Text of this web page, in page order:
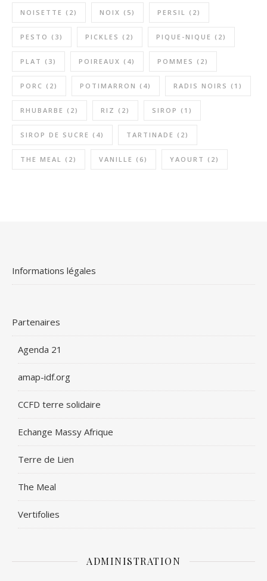
NOISETTE (2) NOIX (5) PERSIL (2)
PESTO (3) PICKLES (2) PIQUE-NIQUE (2)
PLAT (3) POIREAUX (4) POMMES (2)
PORC (2) POTIMARRON (4) RADIS NOIRS (1)
RHUBARBE (2) RIZ (2) SIROP (1)
SIROP DE SUCRE (4) TARTINADE (2)
THE MEAL (2) VANILLE (6) YAOURT (2)
Informations légales
Partenaires
Agenda 21
amap-idf.org
CCFD terre solidaire
Echange Massy Afrique
Terre de Lien
The Meal
Vertifolies
ADMINISTRATION